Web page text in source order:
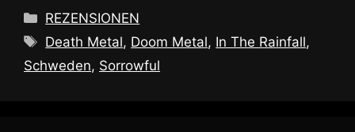
Kategorien
REZENSIONEN
Schlagwörter
Death Metal, Doom Metal, In The Rainfall,
Schweden, Sorrowful